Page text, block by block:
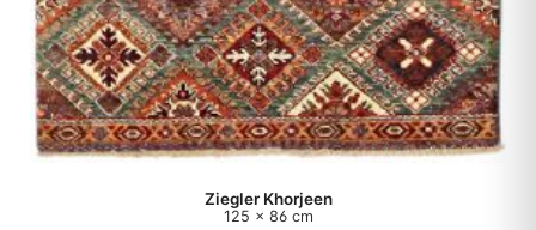
Ziegler Khorjeen
125 x 86 cm